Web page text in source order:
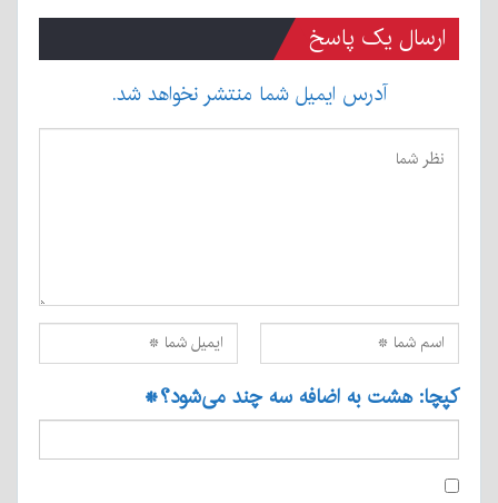
ارسال یک پاسخ
آدرس ایمیل شما منتشر نخواهد شد.
کپچا: هشت به اضافه سه چند می‌شود؟*